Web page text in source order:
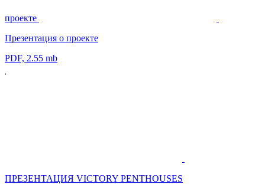
проекте
Презентация о проекте
PDF, 2.55 mb
ПРЕЗЕНТАЦИЯ VICTORY PENTHOUSES